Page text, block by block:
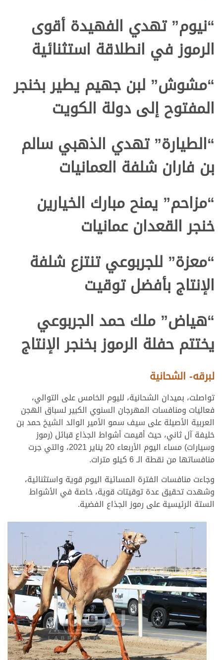
“نيوم” تهدي الفهيدة أقوى
الرموز في انطلاقة استثنائية
“مشوش” لبن جهيم يطير بخنجر
المفتوح إلى دولة الكويت
“الطيارة” تهدي الذهبي سالم
بن فاران شلفة العمانيات
“مزاحم” يمنح مبارك الخيارين
خنجر القعدان عمانيات
“معزة” للجربوعي تنتزع شلفة
الإنتاج بأفضل توقيت
“هياض” ملك حمد الجربوعي
يختتم حفلة الرموز بخنجر الإنتاج
لبرقه- الشحانية
تواصلت، بميدان الشحانية، لليوم الخامس على التوالي،
فعاليات ومنافسات المهرجان السنوي الكبير لسباق الهجن
العربية الأصيلة على سيف سمو الأمير الوالد الشيخ حمد بن
خليفة آل ثاني، حيث أقيمت أشواط الجذاع قبائل (رموز
وسيارات) مساء اليوم الأربعاء 20 يناير 2021، والتي جرت
منافساتها من نقطة الـ 6 كيلو مترات.
وجاءت منافسات الفترة المسائية اليوم قوية واستثنائية،
وشهدت تحقيق عدة توقيتات قوية، خاصة في الأشواط
الستة الرئيسية على رموز الجذاع الفضية.